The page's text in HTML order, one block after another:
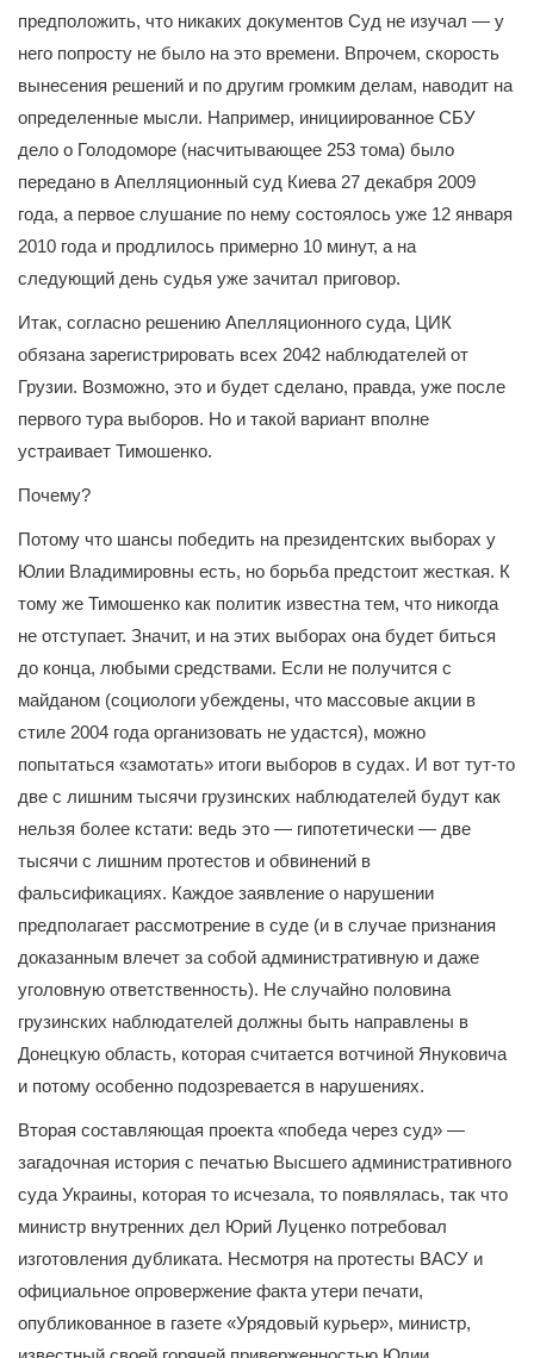
предположить, что никаких документов Суд не изучал — у
него попросту не было на это времени. Впрочем, скорость
вынесения решений и по другим громким делам, наводит на
определенные мысли. Например, инициированное СБУ
дело о Голодоморе (насчитывающее 253 тома) было
передано в Апелляционный суд Киева 27 декабря 2009
года, а первое слушание по нему состоялось уже 12 января
2010 года и продлилось примерно 10 минут, а на
следующий день судья уже зачитал приговор.
Итак, согласно решению Апелляционного суда, ЦИК
обязана зарегистрировать всех 2042 наблюдателей от
Грузии. Возможно, это и будет сделано, правда, уже после
первого тура выборов. Но и такой вариант вполне
устраивает Тимошенко.
Почему?
Потому что шансы победить на президентских выборах у
Юлии Владимировны есть, но борьба предстоит жесткая. К
тому же Тимошенко как политик известна тем, что никогда
не отступает. Значит, и на этих выборах она будет биться
до конца, любыми средствами. Если не получится с
майданом (социологи убеждены, что массовые акции в
стиле 2004 года организовать не удастся), можно
попытаться «замотать» итоги выборов в судах. И вот тут-то
две с лишним тысячи грузинских наблюдателей будут как
нельзя более кстати: ведь это — гипотетически — две
тысячи с лишним протестов и обвинений в
фальсификациях. Каждое заявление о нарушении
предполагает рассмотрение в суде (и в случае признания
доказанным влечет за собой административную и даже
уголовную ответственность). Не случайно половина
грузинских наблюдателей должны быть направлены в
Донецкую область, которая считается вотчиной Януковича
и потому особенно подозревается в нарушениях.
Вторая составляющая проекта «победа через суд» —
загадочная история с печатью Высшего административного
суда Украины, которая то исчезала, то появлялась, так что
министр внутренних дел Юрий Луценко потребовал
изготовления дубликата. Несмотря на протесты ВАСУ и
официальное опровержение факта утери печати,
опубликованное в газете «Урядовый курьер», министр,